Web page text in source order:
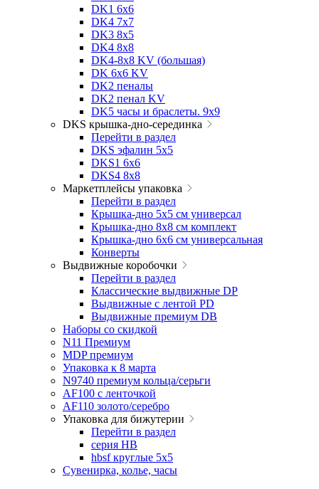
DK1 6x6
DK4 7х7
DK3 8x5
DK4 8x8
DK4-8x8 KV (большая)
DK 6х6 KV
DK2 пеналы
DK2 пенал KV
DK5 часы и браслеты. 9x9
DKS крышка-дно-серединка
Перейти в раздел
DKS эфалин 5x5
DKS1 6x6
DKS4 8x8
Маркетплейсы упаковка
Перейти в раздел
Крышка-дно 5x5 см универсал
Крышка-дно 8x8 см комплект
Крышка-дно 6x6 см универсальная
Конверты
Выдвижные коробочки
Перейти в раздел
Классические выдвижные DP
Выдвижные с лентой PD
Выдвижные премиум DB
Наборы со скидкой
N11 Премиум
MDP премиум
Упаковка к 8 марта
N9740 премиум кольца/серьги
AF100 с ленточкой
AF110 золото/серебро
Упаковка для бижутерии
Перейти в раздел
серия HB
hbsf круглые 5x5
Сувенирка, колье, часы